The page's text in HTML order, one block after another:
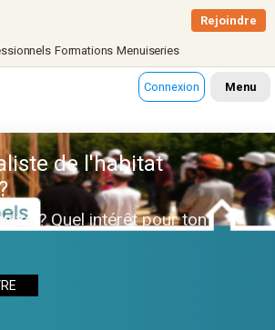
Formations Menuiseries
Rejoindre
Connexion Menu
de l'habitat
? Quel intérêt pour ton